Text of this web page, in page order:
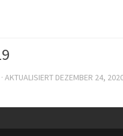
· AKTUALISIERT DEZEMBER 24,